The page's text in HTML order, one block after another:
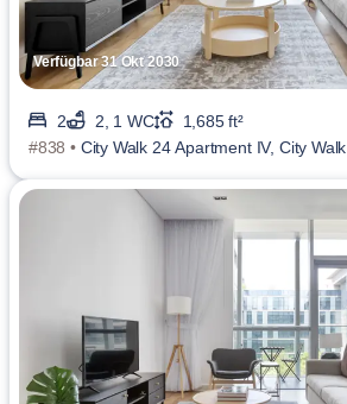
Verfügbar 31 Okt 2030
2 2, 1 WC
1,685 ft²
#838 • City Walk 24 Apartment IV, City Walk